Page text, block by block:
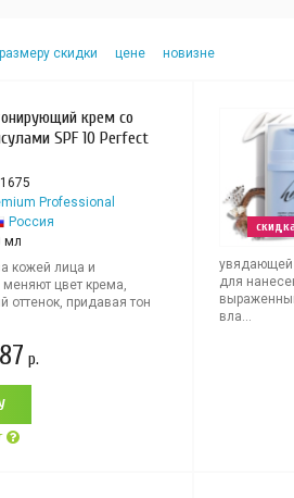
размеру скидки цене новизне
крем со
SPF 10 Perfect
Professional
Россия
мл
кожей лица и
цвет крема,
оттенок, придавая тон
р.
увядающей
для
вла...